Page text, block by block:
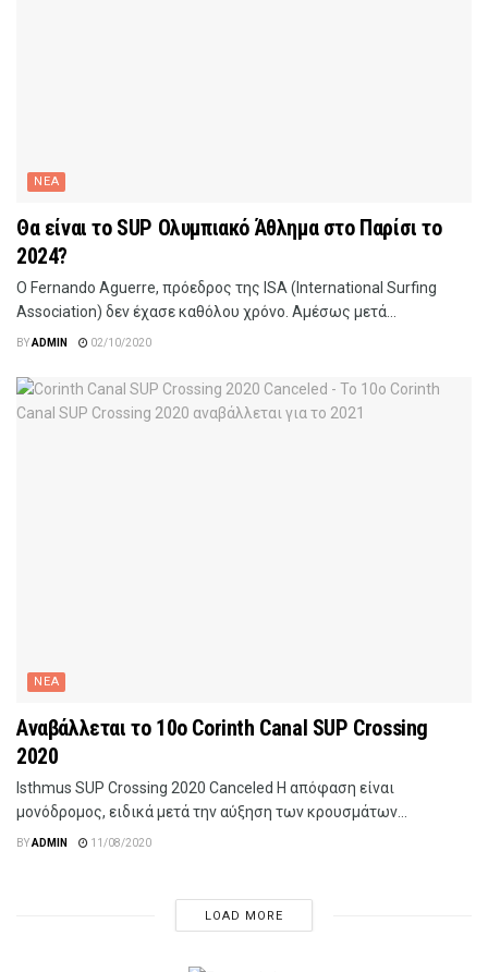
ΝΕΑ
Θα είναι το SUP Ολυμπιακό Άθλημα στο Παρίσι το
2024?
Ο Fernando Aguerre, πρόεδρος της ISA (International Surfing
Association) δεν έχασε καθόλου χρόνο. Αμέσως μετά...
BYADMIN 02/10/2020
ΝΕΑ
Αναβάλλεται το 10o Corinth Canal SUP Crossing
2020
lsthmus SUP Crossing 2020 Canceled Η απόφαση είναι
μονόδρομος, ειδικά μετά την αύξηση των κρουσμάτων...
BYADMIN 11/08/2020
LOAD MORE